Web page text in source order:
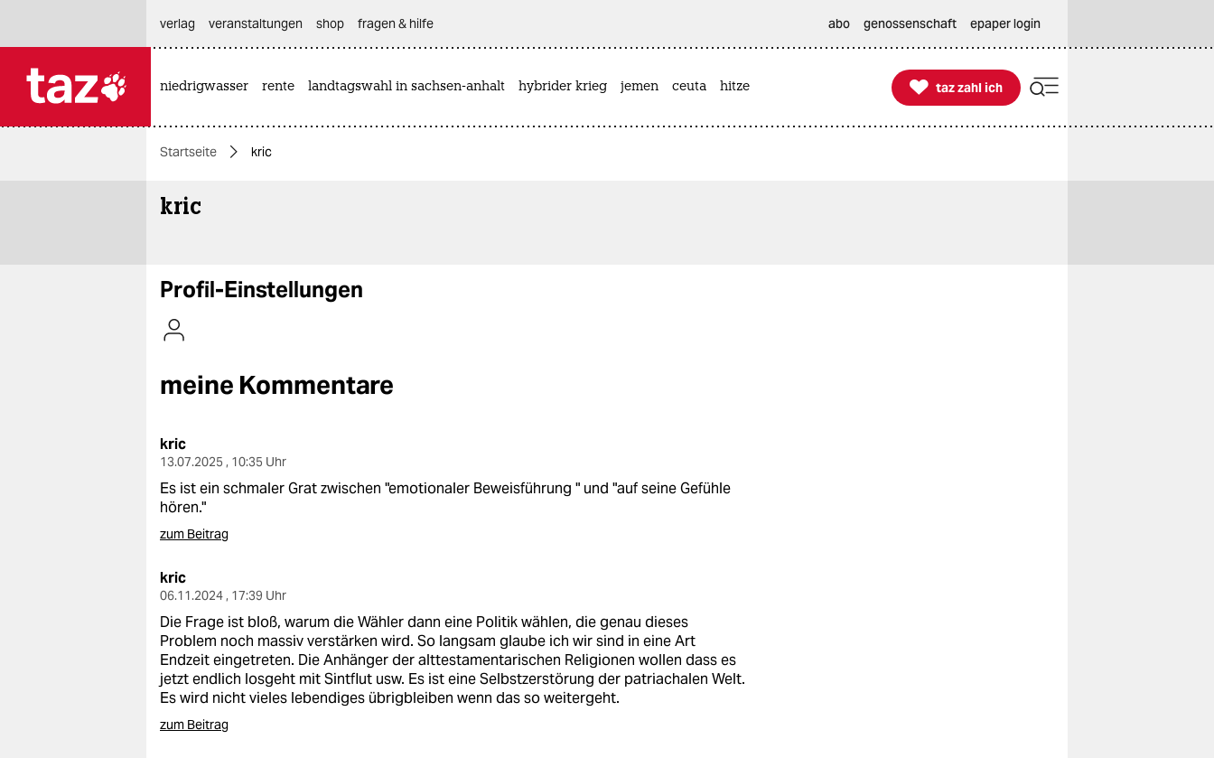
themen
politik
gesellschaft
kultur
nord
wahrheit
verlag
veranstaltungen
shop
fragen & hilfe
unterstützen
verlag
veranstaltungen shop fragen & hilfe abo genossenschaft epaper login
niedrigwasser rente landtagswahl in sachsen-anhalt hybrider krieg jemen ceuta hitze 
taz zahl ich
taz zahl ich
Startseite kric
kric
Profil-Einstellungen
meine Kommentare
kric
13.07.2025 , 10:35 Uhr
Es ist ein schmaler Grat zwischen "emotionaler Beweisführung " und "auf seine Gefühle
hören."
zum Beitrag
kric
06.11.2024 , 17:39 Uhr
Die Frage ist bloß, warum die Wähler dann eine Politik wählen, die genau dieses
Problem noch massiv verstärken wird. So langsam glaube ich wir sind in eine Art
Endzeit eingetreten. Die Anhänger der alttestamentarischen Religionen wollen dass es
jetzt endlich losgeht mit Sintflut usw. Es ist eine Selbstzerstörung der patriachalen Welt.
Es wird nicht vieles lebendiges übrigbleiben wenn das so weitergeht.
zum Beitrag